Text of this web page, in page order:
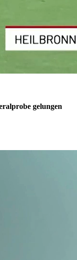
gelungen